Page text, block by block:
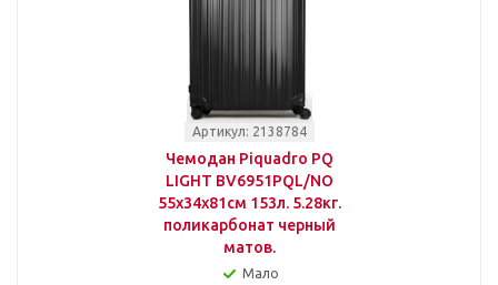
Артикул: 2138784
Чемодан Piquadro PQ
LIGHT BV6951PQL/NO
55x34x81см 153л. 5.28кг.
поликарбонат черный
матов.
Мало